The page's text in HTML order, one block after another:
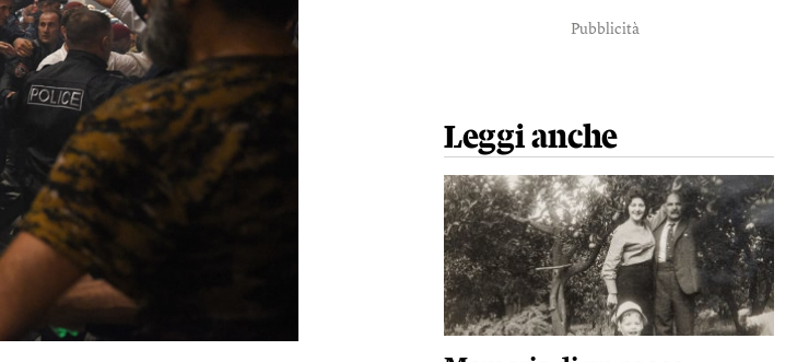
Pubblicità
Leggi anche